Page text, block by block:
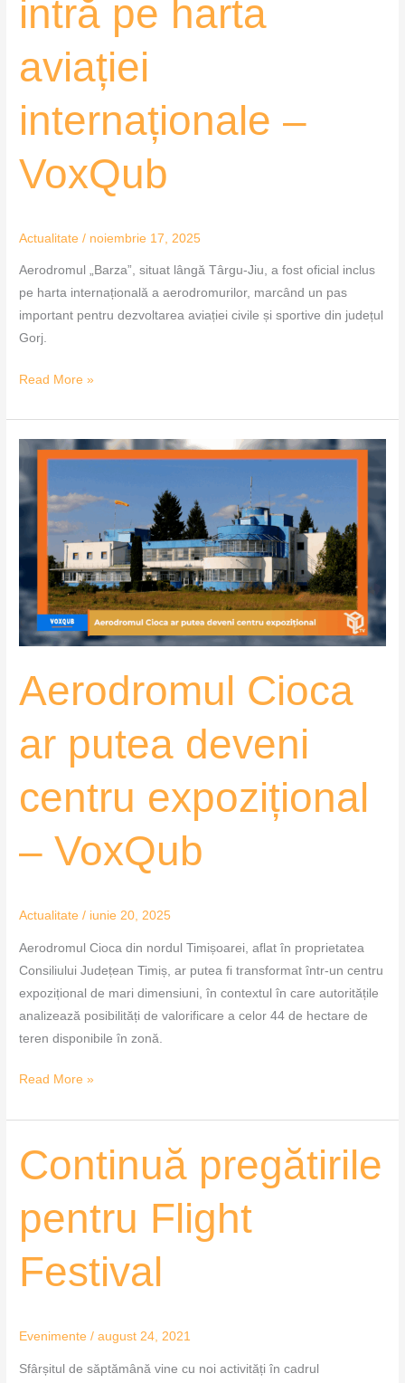
intră pe harta
aviației
internaționale –
VoxQub
Actualitate / noiembrie 17, 2025
Aerodromul „Barza”, situat lângă Târgu-Jiu, a fost oficial inclus
pe harta internațională a aerodromurilor, marcând un pas
important pentru dezvoltarea aviației civile și sportive din județul
Gorj.
Read More »
Aerodromul Cioca
ar putea deveni
centru expozițional
– VoxQub
Actualitate / iunie 20, 2025
Aerodromul Cioca din nordul Timișoarei, aflat în proprietatea
Consiliului Județean Timiș, ar putea fi transformat într-un centru
expozițional de mari dimensiuni, în contextul în care autoritățile
analizează posibilități de valorificare a celor 44 de hectare de
teren disponibile în zonă.
Aerodromul
Cioca
centru
expozițional
–
VoxQub
Read More »
Continuă pregătirile
pentru Flight
Festival
Evenimente /august 24, 2021
Sfârșitul de săptămână vine cu noi activități în cadrul
Continuă
pregătirile
Flight
Festival